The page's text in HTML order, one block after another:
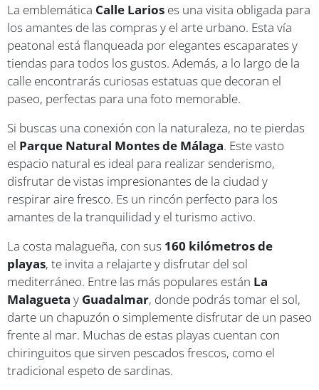
La emblemática Calle Larios es una visita obligada para
los amantes de las compras y el arte urbano. Esta vía
peatonal está flanqueada por elegantes escaparates y
tiendas para todos los gustos. Además, a lo largo de la
calle encontrarás curiosas estatuas que decoran el
paseo, perfectas para una foto memorable.
Si buscas una conexión con la naturaleza, no te pierdas
el Parque Natural Montes de Málaga. Este vasto
espacio natural es ideal para realizar senderismo,
disfrutar de vistas impresionantes de la ciudad y
respirar aire fresco. Es un rincón perfecto para los
amantes de la tranquilidad y el turismo activo.
La costa malagueña, con sus 160 kilómetros de
playas, te invita a relajarte y disfrutar del sol
mediterráneo. Entre las más populares están La
Malagueta y Guadalmar, donde podrás tomar el sol,
darte un chapuzón o simplemente disfrutar de un paseo
frente al mar. Muchas de estas playas cuentan con
chiringuitos que sirven pescados frescos, como el
tradicional espeto de sardinas.